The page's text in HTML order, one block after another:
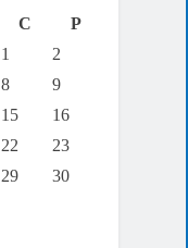
C
P
1
2
8
9
15
16
22
23
29
30